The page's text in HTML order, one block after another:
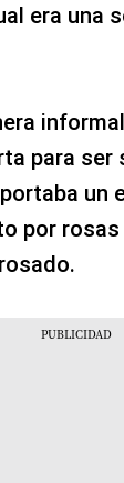
era una
para ser
un
por